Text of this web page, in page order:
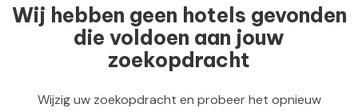
Wij hebben geen hotels gevonden
die voldoen aan jouw
zoekopdracht
Wijzig uw zoekopdracht en probeer het opnieuw